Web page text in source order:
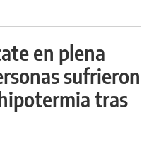
en plena
sufrieron
tras